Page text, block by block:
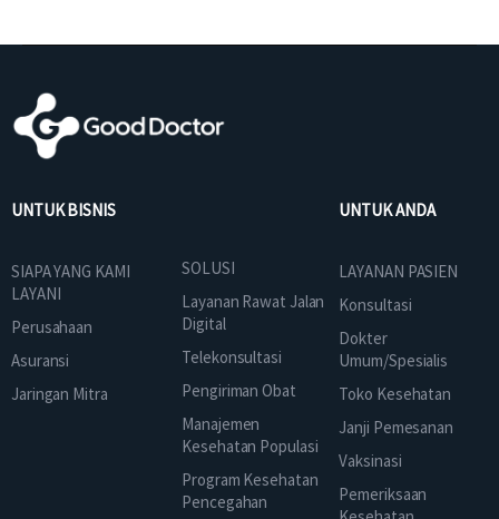
UNTUK BISNIS
SIAPA YANG KAMI
LAYANI
Perusahaan
Asuransi
Jaringan Mitra
SOLUSI
Layanan Rawat Jalan
Digital
Telekonsultasi
Pengiriman Obat
Manajemen
Kesehatan Populasi
Program Kesehatan
Pencegahan
UNTUK ANDA
LAYANAN PASIEN
Konsultasi
Dokter
Umum/Spesialis
Toko Kesehatan
Janji Pemesanan
Vaksinasi
Pemeriksaan